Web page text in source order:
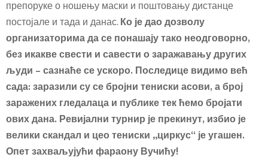
препоруке о ношењу маски и поштовању дистанце
постојале и тада и данас.Ко је дао дозволу
организаторима да се понашају тако неодговорно,
без икакве свести и савести о заражавању других
људи – сазнаће се ускоро. Последице видимо већ
сада: заразили су се бројни тениски асови, а број
заражених гледалаца и публике тек ћемо бројати
ових дана. Ревијални турнир је прекинут, избио је
велики скандал и цео тениски „циркус“ је угашен.
Опет захваљујући фараону Вучићу!